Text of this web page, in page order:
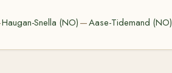
Haugan-Snella (NO) —Aase-Tidemand (NO)